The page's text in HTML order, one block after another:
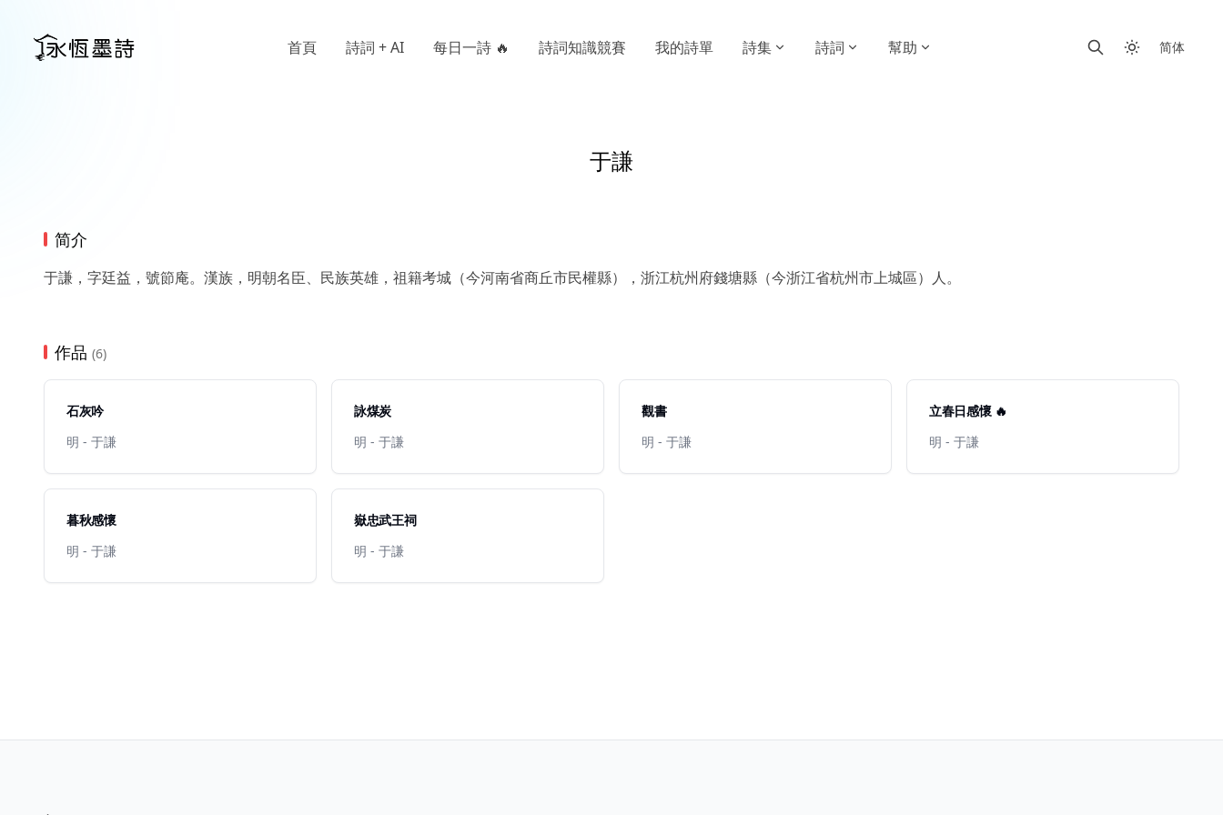
首頁 詩詞 + AI 每日一詩 🔥 詩詞知識競賽 我的詩單 詩集 詩詞 幫助 简体
于謙
简介
于謙，字廷益，號節庵。漢族，明朝名臣、民族英雄，祖籍考城（今河南省商丘市民權縣），浙江杭州府錢塘縣（今浙江省杭州市上城區）人。
作品 (6)
石灰吟
明 - 于謙
詠煤炭
明 - 于謙
觀書
明 - 于謙
立春日感懷 🔥
明 - 于謙
暮秋感懷
明 - 于謙
嶽忠武王祠
明 - 于謙